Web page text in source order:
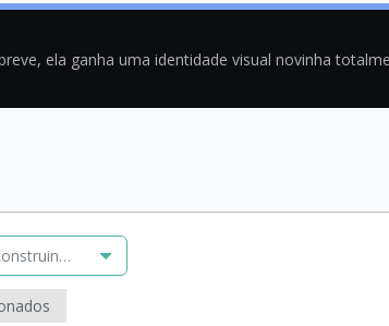
ela ganha uma identidade visual novinha
autenticação de usuários em uma aplicação